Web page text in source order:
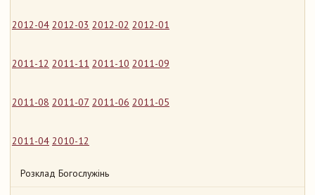
2012-04 2012-03 2012-02 2012-01
2011-12 2011-11 2011-10 2011-09
2011-08 2011-07 2011-06 2011-05
2011-04 2010-12
Розклад Богослужінь